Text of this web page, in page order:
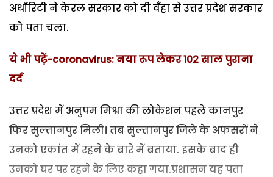
अथॉरिटी ने केरल सरकार को दी वँहा से उत्तर प्रदेश सरकार
को पता चला.
ये भी पढ़ें-coronavirus: नया रूप लेकर 102 साल पुराना
दर्द
उत्तर प्रदेश में अनुपम मिश्रा की लोकेशन पहले कानपुर
फिर सुल्तानपुर मिली। तब सुल्तानपुर जिले के अफसरों ने
उनको एकांत में रहने के बारे में बताया. इसके बाद ही
उनको घर पर रहने के लिए कहा गया.प्रशासन यह पता